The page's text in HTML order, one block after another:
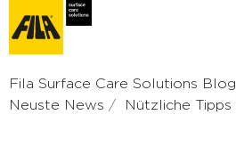
Fila Surface Care Solutions Blog
Neuste News
Nützliche Tipps